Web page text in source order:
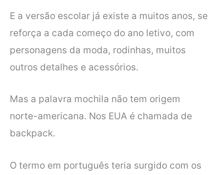
E a versão escolar já existe a muitos anos, se
reforça a cada começo do ano letivo, com
personagens da moda, rodinhas, muitos
outros detalhes e acessórios.
Mas a palavra mochila não tem origem
norte-americana. Nos EUA é chamada de
backpack.
O termo em português teria surgido com os